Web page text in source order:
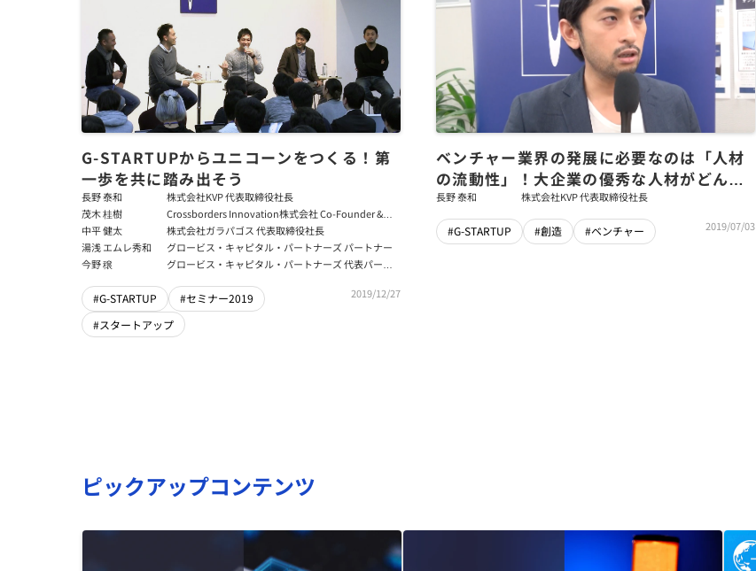
G-STARTUPからユニコーンをつくる！第
一歩を共に踏み出そう
長野 泰和
株式会社KVP 代表取締役社長
茂木 桂樹
Crossborders Innovation株式会社 Co-Founder &
CEO
中平 健太
株式会社ガラパゴス 代表取締役社長
湯浅 エムレ秀和
グロービス・キャピタル・パートナーズ パートナー
今野 穣
グロービス・キャピタル・パートナーズ 代表パート
#G-STARTUP
#セミナー2019
#スタートアップ
2019/12/27
ベンチャー業界の発展に必要なのは「人材
の流動性」！大企業の優秀な人材がどんど
んスタートアップに来ることが重要～KVP
長野泰和社長インタビュー
長野 泰和 株式会社KVP 代表取締役社長
#G-STARTUP #創造 #ベンチャー 2019/07/03
ピックアップコンテンツ